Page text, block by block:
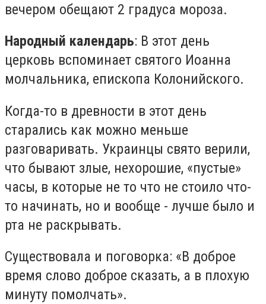
вечером обещают 2 градуса мороза.
Народный календарь: В этот день
церковь вспоминает святого Иоанна
молчальника, епископа Колонийского.
Когда-то в древности в этот день
старались как можно меньше
разговаривать. Украинцы свято верили,
что бывают злые, нехорошие, «пустые»
часы, в которые не то что не стоило что-
то начинать, но и вообще - лучше было и
рта не раскрывать.
Существовала и поговорка: «В доброе
время слово доброе сказать, а в плохую
минуту помолчать».